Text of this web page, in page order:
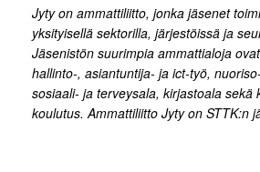
Jyty on ammattiliitto, jonka jäsenet
yksityisellä sektorilla, järjestöissä ja
Jäsenistön suurimpia ammattialoja
hallinto-, asiantuntija- ja ict-työ,
sosiaali- ja terveysala, kirjastoala sekä
koulutus. Ammattiliitto Jyty on STTK:n